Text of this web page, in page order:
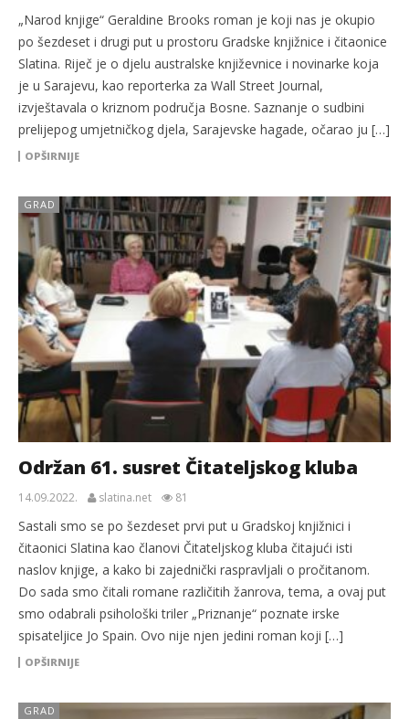
„Narod knjige“ Geraldine Brooks roman je koji nas je okupio
po šezdeset i drugi put u prostoru Gradske knjižnice i čitaonice
Slatina. Riječ je o djelu australske književnice i novinarke koja
je u Sarajevu, kao reporterka za Wall Street Journal,
izvještavala o kriznom područja Bosne. Saznanje o sudbini
prelijepog umjetničkog djela, Sarajevske hagade, očarao ju […]
OPŠIRNIJE
GRAD
Održan 61. susret Čitateljskog kluba
14.09.2022. slatina.net 81
Sastali smo se po šezdeset prvi put u Gradskoj knjižnici i
čitaonici Slatina kao članovi Čitateljskog kluba čitajući isti
naslov knjige, a kako bi zajednički raspravljali o pročitanom.
Do sada smo čitali romane različitih žanrova, tema, a ovaj put
smo odabrali psihološki triler „Priznanje“ poznate irske
spisateljice Jo Spain. Ovo nije njen jedini roman koji […]
OPŠIRNIJE
GRAD